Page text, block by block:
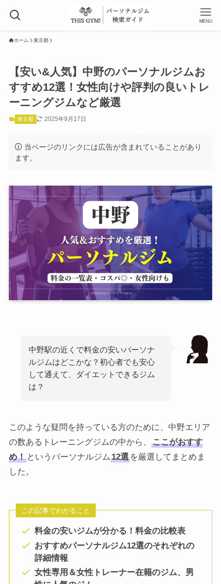
MENU
ホーム 東京都
【安い&人気】中野のパーソナルジムお
すすめ12選！女性向けや評判の良いトレ
ーニングジムなど厳選
東京都 2025年9月17日
当ページのリンクには広告が含まれていることがあり
ます。
中野駅の近くで料金の安いパーソナ
ルジムはどこかな？初心者でも安心
して通えて、ダイエットできるジム
は？
このような疑問を持っている方のために、中野エリア
の数あるトレーニングジムの中から、
ここがおすす
め！というパーソナルジム 12選を厳選してまとめま
した。
この記事でわかること
料金の安いジムが分かる！料金の比較表
おすすめパーソナルジム12選のそれぞれの
詳細情報
女性専用＆女性トレーナー在籍のジム、 男